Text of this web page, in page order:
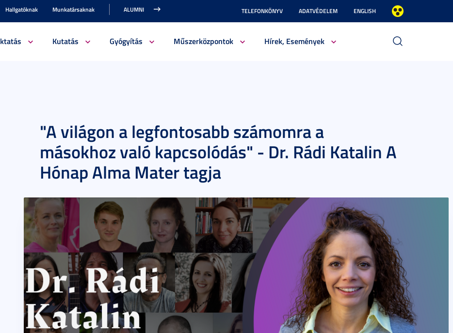
Hallgatóknak Munkatársaknak ALUMNI TELEFONKÖNYV ADATVÉDELEM ENGLISH
Kutatás Gyógyítás Műszerközpontok Hírek, Események
"A világon a legfontosabb számomra a
másokhoz való kapcsolódás" - Dr. Rádi Katalin A
Hónap Alma Mater tagja